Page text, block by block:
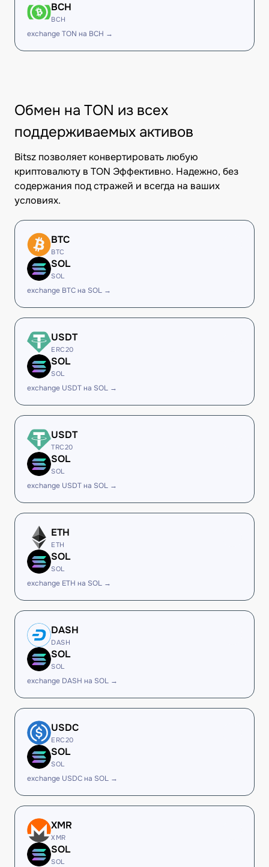
BCH
BCH
exchange TON на BCH →
Обмен на TON из всех
поддерживаемых активов
Bitsz позволяет конвертировать любую
криптовалюту в TON Эффективно. Надежно, без
содержания под стражей и всегда на ваших
условиях.
BTC
BTC
SOL
SOL
exchange BTC на SOL →
USDT
ERC20
SOL
SOL
exchange USDT на SOL →
USDT
TRC20
SOL
SOL
exchange USDT на SOL →
ETH
ETH
SOL
SOL
exchange ETH на SOL →
DASH
DASH
SOL
SOL
exchange DASH на SOL →
USDC
ERC20
SOL
SOL
exchange USDC на SOL →
XMR
XMR
SOL
SOL